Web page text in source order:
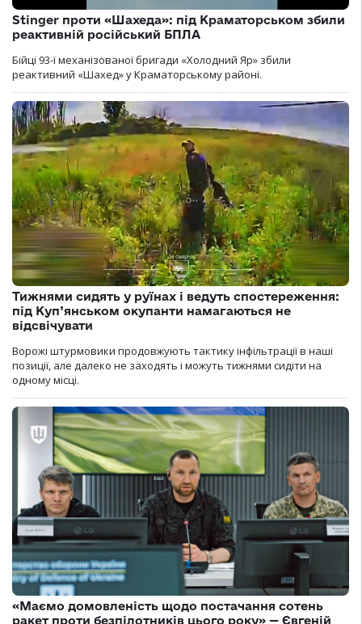
Stinger проти «Шахеда»: під Краматорськом збили
реактивній російський БПЛА
Бійці 93-ї механізованої бригади «Холодний Яр» збили
реактивний «Шахед» у Краматорському районі.
Тижнями сидять у руїнах і ведуть спостереження:
під Куп’янськом окупанти намагаються не
відсвічувати
Ворожі штурмовики продовжують тактику інфільтрації в наші
позиції, але далеко не заходять і можуть тижнями сидіти на
одному місці.
«Маємо домовленість щодо постачання сотень
ракет проти безпілотників цього року» — Євгеній